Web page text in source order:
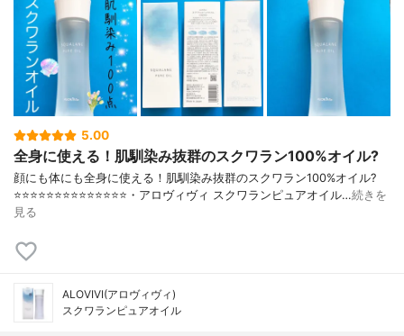
5.00
全身に使える！肌馴染み抜群のスクワラン100%オイル?
顔にも体にも全身に使える！肌馴染み抜群のスクワラン100%オイル?
⭐️⭐️⭐️⭐️⭐️⭐️⭐️⭐️⭐️⭐️⭐️⭐️⭐️⭐️・アロヴィヴィ スクワランピュアオイル…続きを
見る
ALOVIVI(アロヴィヴィ)
スクワランピュアオイル